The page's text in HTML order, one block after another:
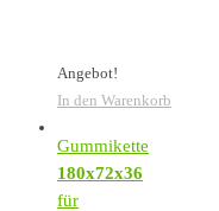
Angebot!
In den Warenkorb
Gummikette
180x72x36
für